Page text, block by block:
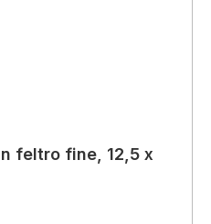
feltro fine, 12,5 x